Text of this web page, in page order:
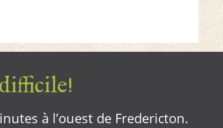
à l’ouest de Fredericton.